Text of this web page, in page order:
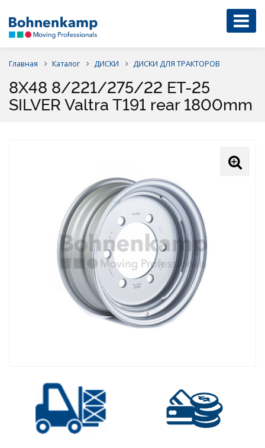
Главная Каталог ДИСКИ ДИСКИ ДЛЯ ТРАКТОРОВ
8X48 8/221/275/22 ET-25
SILVER Valtra T191 rear 1800mm